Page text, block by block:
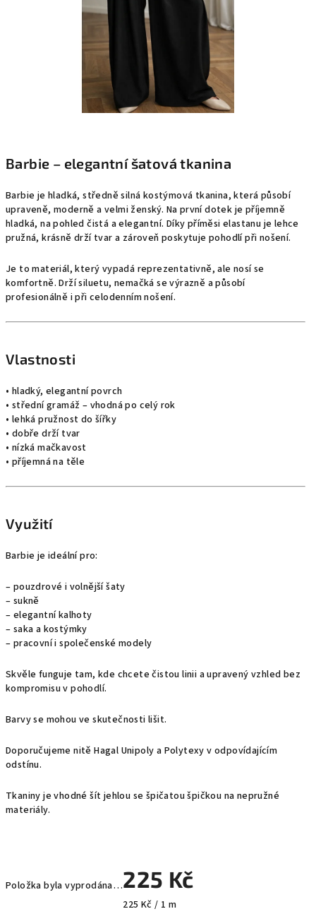
Barbie – elegantní šatová tkanina
Barbie je hladká, středně silná kostýmová tkanina, která působí
upraveně, moderně a velmi ženský. Na první dotek je příjemně
hladká, na pohled čistá a elegantní. Díky příměsi elastanu je lehce
pružná, krásně drží tvar a zároveň poskytuje pohodlí při nošení.
Je to materiál, který vypadá reprezentativně, ale nosí se
komfortně. Drží siluetu, nemačká se výrazně a působí
profesionálně i při celodenním nošení.
Vlastnosti
• hladký, elegantní povrch
• střední gramáž – vhodná po celý rok
• lehká pružnost do šířky
• dobře drží tvar
• nízká mačkavost
• příjemná na těle
Využití
Barbie je ideální pro:
– pouzdrové i volnější šaty
– sukně
– elegantní kalhoty
– saka a kostýmky
– pracovní i společenské modely
Skvěle funguje tam, kde chcete čistou linii a upravený vzhled bez
kompromisu v pohodlí.
Barvy se mohou ve skutečnosti lišit.
Doporučujeme nitě Hagal Unipoly a Polytexy v odpovídajícím
odstínu.
Tkaniny je vhodné šít jehlou se špičatou špičkou na nepružné
materiály.
Položka byla vyprodána…225 Kč
Měrná
225 Kč / 1 m